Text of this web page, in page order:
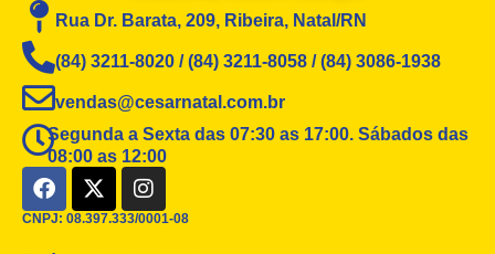
Rua Dr. Barata, 209, Ribeira, Natal/RN
(84) 3211-8020 / (84) 3211-8058 / (84) 3086-1938
vendas@cesarnatal.com.br
Segunda a Sexta das 07:30 as 17:00. Sábados das
08:00 as 12:00
F
a
c
X
-
t
I
n
s
CNPJ: 08.397.333/0001-08